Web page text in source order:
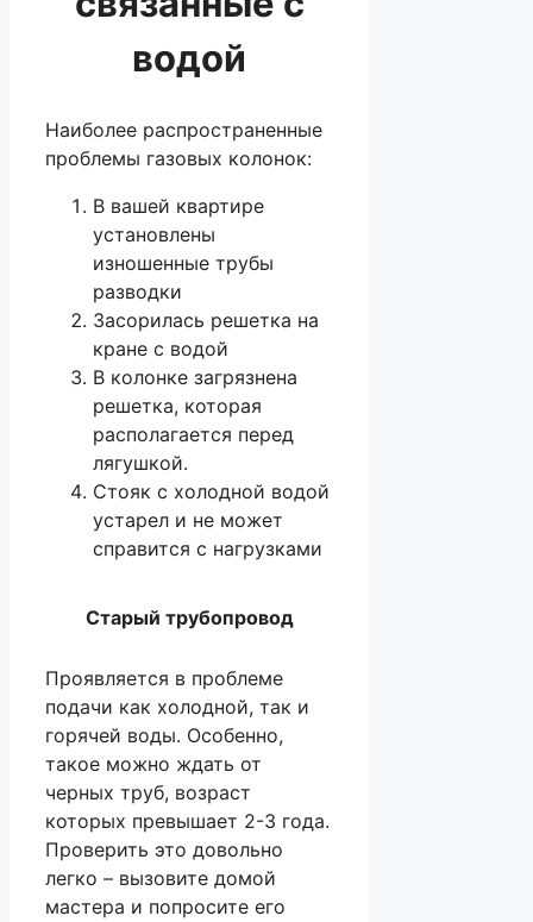
водой
Наиболее распространенные
проблемы газовых колонок:
В вашей квартире
установлены
изношенные трубы
разводки
Засорилась решетка на
кране с водой
В колонке загрязнена
решетка, которая
располагается перед
лягушкой.
Стояк с холодной водой
устарел и не может
справится с нагрузками
Старый трубопровод
Проявляется в проблеме
подачи как холодной, так и
горячей воды. Особенно,
такое можно ждать от
черных труб, возраст
которых превышает 2-3 года.
Проверить это довольно
легко – вызовите домой
мастера и попросите его